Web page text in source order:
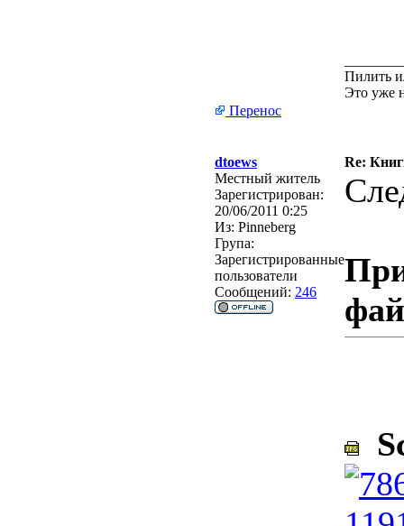
Пилить
Это уже
Перенос
dtoews
Re:
Местный житель
Зарегистрирован:
20/06/2011 0:25
Из: Pinneberg
Група:
Зарегистрированные
пользователи
Сообщений: 246